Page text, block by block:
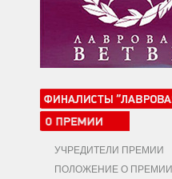
УЧРЕДИТЕЛИ ПРЕМИИ
ПОЛОЖЕНИЕ О ПРЕМИИ